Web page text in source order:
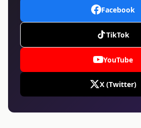
Facebook
TikTok
YouTube
X (Twitter)